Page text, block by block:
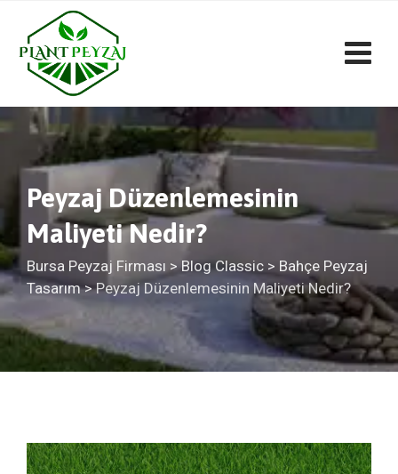
content
Peyzaj Düzenlemesinin
Maliyeti Nedir?
Bursa Peyzaj Firması >Blog Classic > Bahçe Peyzaj
Tasarım>Peyzaj Düzenlemesinin Maliyeti Nedir?